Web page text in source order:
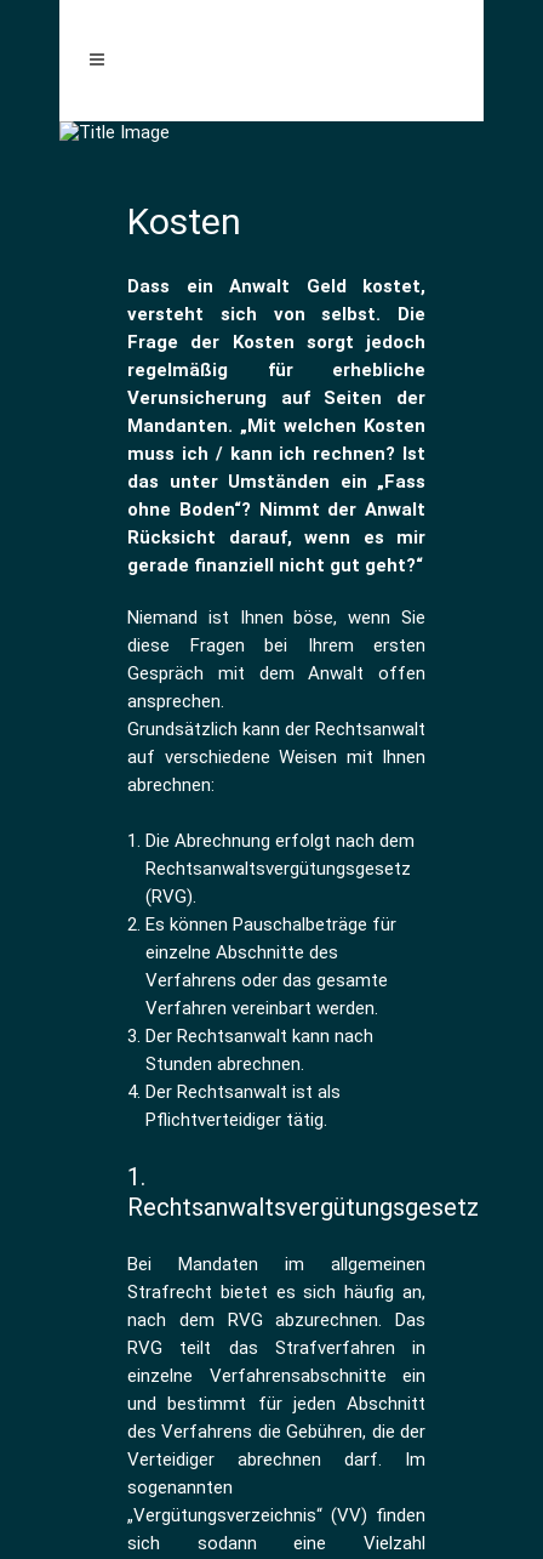
Kosten
Dass ein Anwalt Geld kostet,
versteht sich von selbst. Die
Frage der Kosten sorgt jedoch
regelmäßig für erhebliche
Verunsicherung auf Seiten der
Mandanten. „Mit welchen Kosten
muss ich / kann ich rechnen? Ist
das unter Umständen ein „Fass
ohne Boden“? Nimmt der Anwalt
Rücksicht darauf, wenn es mir
gerade finanziell nicht gut geht?“
Niemand ist Ihnen böse, wenn Sie
diese Fragen bei Ihrem ersten
Gespräch mit dem Anwalt offen
ansprechen.
Grundsätzlich kann der Rechtsanwalt
auf verschiedene Weisen mit Ihnen
abrechnen:
Die Abrechnung erfolgt nach dem
Rechtsanwaltsvergütungsgesetz
(RVG).
Es können Pauschalbeträge für
einzelne Abschnitte des
Verfahrens oder das gesamte
Verfahren vereinbart werden.
Der Rechtsanwalt kann nach
Stunden abrechnen.
Der Rechtsanwalt ist als
Pflichtverteidiger tätig.
1.
Rechtsanwaltsvergütungsgesetz
Bei Mandaten im allgemeinen
Strafrecht bietet es sich häufig an,
nach dem RVG abzurechnen. Das
RVG teilt das Strafverfahren in
einzelne Verfahrensabschnitte ein
und bestimmt für jeden Abschnitt
des Verfahrens die Gebühren, die der
Verteidiger abrechnen darf. Im
sogenannten
„Vergütungsverzeichnis“ (VV) finden
sich sodann eine Vielzahl